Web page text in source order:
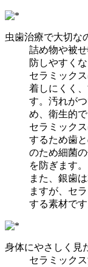
虫歯治療で大切な
詰め物や被
防しやすくな
セラミック
着しにくく
す。汚れが
め、衛生的
セラミック
するため歯
のため細菌
を防ぎます。
また、銀歯
ますが、セ
する素材です
身体にやさしく見
セラミック